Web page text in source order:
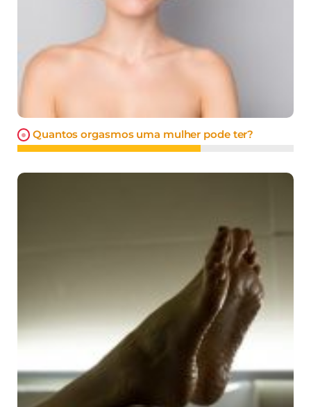
Quantos orgasmos uma mulher pode ter?